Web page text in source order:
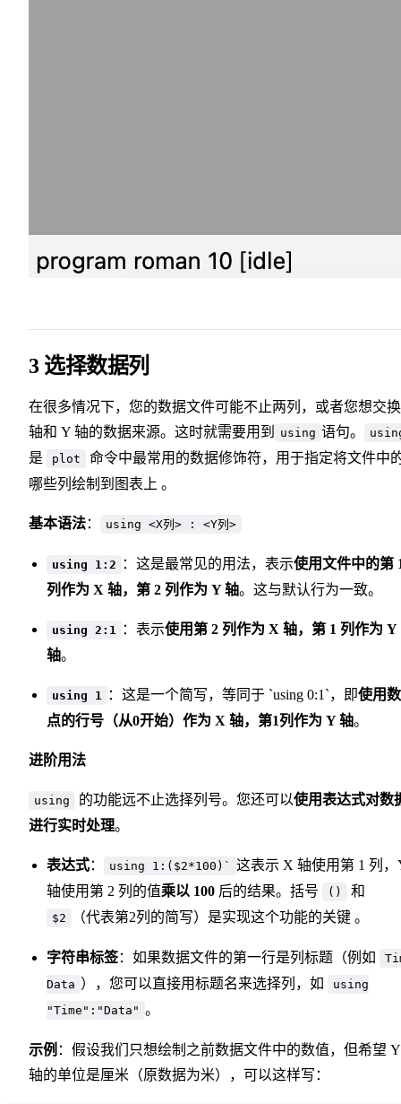
3 选择数据列
在很多情况下，您的数据文件可能不止两列，或者您想交
轴和 Y 轴的数据来源。这时就需要用到
using 语句。
是 plot
命令中最常用的数据修饰符，用于指定将文件中
哪些列绘制到图表上 。
基本语法： using <X列> : <Y列>
using 1:2 ：这是最常见的用法，表示使用文件中的第
列作为 X 轴，第 2 列作为 Y 轴。这与默认行为一致。
using 2:1 ：表示使用第 2 列作为 X 轴，第 1 列作为 Y
轴。
using 1 ：这是一个简写，等同于 `using 0:1`，即使用
点的行号（从0开始）作为 X 轴，第1列作为 Y 轴。
进阶用法
using 的功能远不止选择列号。您还可以使用表达式对数
进行实时处理。
表达式： using 1:($2*100)` 这表示 X 轴使用第 1 列，
轴使用第 2 列的值乘以 100 后的结果。括号 () 和
$2 （代表第2列的简写）是实现这个功能的关键 。
字符串标签：如果数据文件的第一行是列标题（例如
Data ），您可以直接用标题名来选择列，如
using
"Time":"Data" 。
示例 ：假设我们只想绘制之前数据文件中的数值，但希望 Y
轴的单位是厘米（原数据为米），可以这样写：